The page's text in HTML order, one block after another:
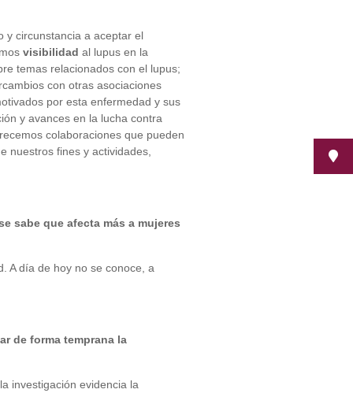
y circunstancia a aceptar el
visibilidad al lupus en la
temas relacionados con el lupus;
con otras asociaciones
por esta enfermedad y sus
y avances en la lucha contra
colaboraciones que pueden
nuestros fines y actividades,
sabe que afecta más a mujeres
A día de hoy no se conoce, a
de forma temprana la
investigación evidencia la